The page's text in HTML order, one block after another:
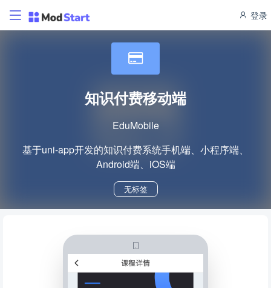
登录
知识付费移动端
EduMobile
基于uni-app开发的知识付费系统手机端、小程序端、
Android端、iOS端
无标签